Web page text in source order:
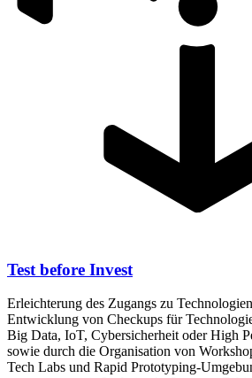
Test before Invest
Erleichterung des Zugangs zu
Entwicklung von Checkups für
Big Data, IoT, Cybersicherheit oder High
sowie durch die Organisation von
Tech Labs und Rapid Prototyping-